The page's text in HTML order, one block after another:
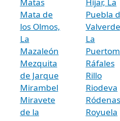
Mata de
los Olmos,
La
Mazaleón
Mezquita
de Jarque
Mirambel
Miravete
de la
Puebla
La
Ráfales
Rillo
Riodeva
Ródenas
Royuela